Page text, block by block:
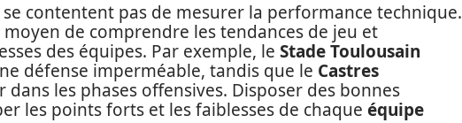
contentent pas de mesurer la performance technique.
de comprendre les tendances de jeu et
des équipes. Par exemple, le Stade Toulousain
défense imperméable, tandis que le Castres
les phases offensives. Disposer des bonnes
les points forts et les faiblesses de chaque équipe